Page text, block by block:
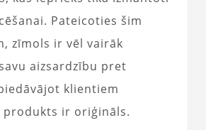
Pateicoties šim
zīmols ir vēl vairāk
aizsardzību pret
klientiem
produkts ir oriģināls.